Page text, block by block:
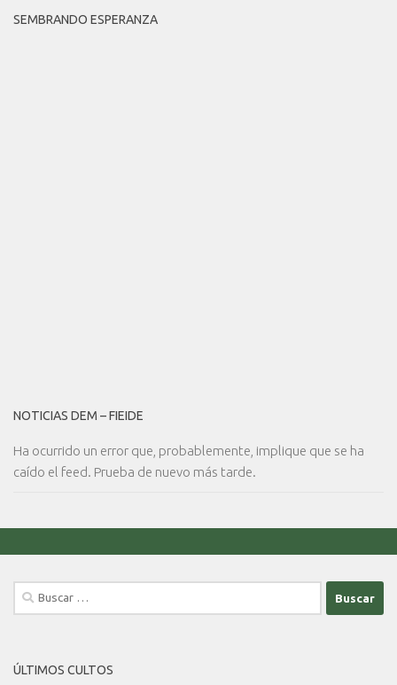
SEMBRANDO ESPERANZA
NOTICIAS DEM – FIEIDE
Ha ocurrido un error que, probablemente, implique que se ha
caído el feed. Prueba de nuevo más tarde.
Buscar:
ÚLTIMOS CULTOS